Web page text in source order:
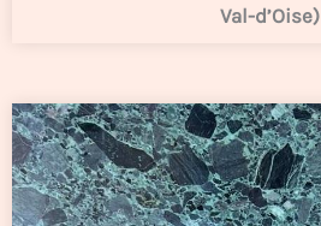
Val-d’Oise)